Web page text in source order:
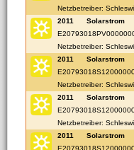
Netzbetreiber:
2011
Solarstrom
Netzbetreiber:
2011
Solarstrom
Netzbetreiber:
2011
Solarstrom
Netzbetreiber:
2011
Solarstrom